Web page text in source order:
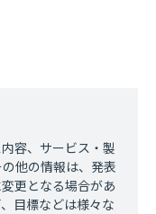
容、サービス・製
他の情報は、発表
更となる場合があ
目標などは様々な